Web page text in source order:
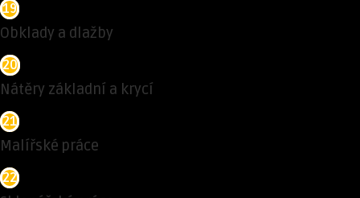
19
Obklady a dlažby
20
Nátěry základní a krycí
21
Malířské práce
22